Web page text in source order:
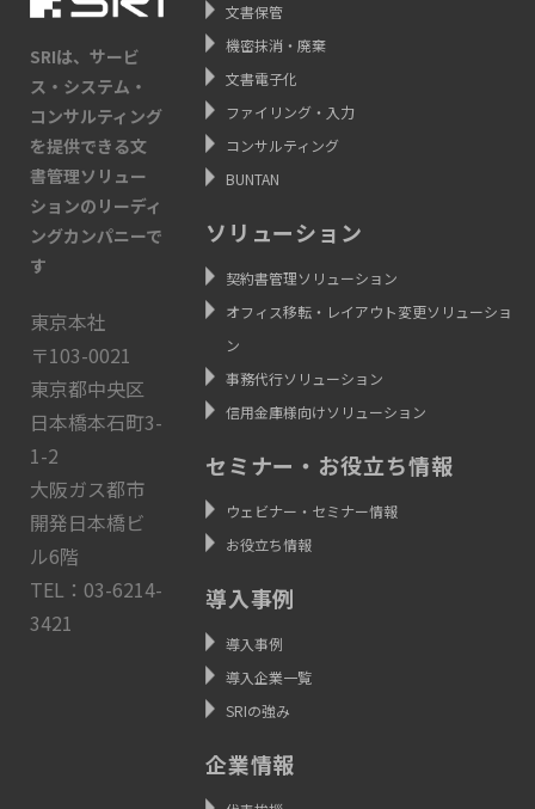
SRIは、サービ
ス・システム・
コンサルティング
を提供できる文
書管理ソリュー
ションのリーディ
ングカンパニーで
す
東京本社
〒103-0021
東京都中央区
日本橋本石町3-
1-2
大阪ガス都市
開発日本橋ビ
ル6階
TEL：03-6214-
3421
文書保管
機密抹消・廃棄
文書電子化
ファイリング・入力
コンサルティング
BUNTAN
ソリューション
契約書管理ソリューション
オフィス移転・レイアウト変更ソリューショ
ン
事務代行ソリューション
信用金庫様向けソリューション
セミナー・お役立ち情報
ウェビナー・セミナー情報
お役立ち情報
導入事例
導入事例
導入企業一覧
SRIの強み
企業情報